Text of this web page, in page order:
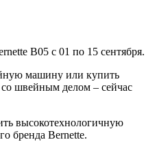
B05 с 01 по 15 сентября.
машину или купить
швейным делом – сейчас
высокотехнологичную
бренда Bernette.